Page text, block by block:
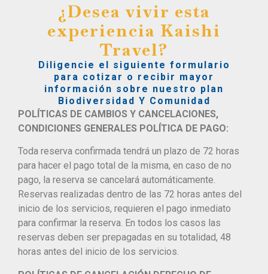
¿Desea vivir esta
experiencia Kaishi
Travel?
Diligencie el siguiente formulario
para cotizar o recibir mayor
información sobre nuestro plan
Biodiversidad Y Comunidad
POLÍTICAS DE CAMBIOS Y CANCELACIONES,
CONDICIONES GENERALES POLÍTICA DE PAGO:
Toda reserva confirmada tendrá un plazo de 72 horas
para hacer el pago total de la misma, en caso de no
pago, la reserva se cancelará automáticamente.
Reservas realizadas dentro de las 72 horas antes del
inicio de los servicios, requieren el pago inmediato
para confirmar la reserva. En todos los casos las
reservas deben ser prepagadas en su totalidad, 48
horas antes del inicio de los servicios.